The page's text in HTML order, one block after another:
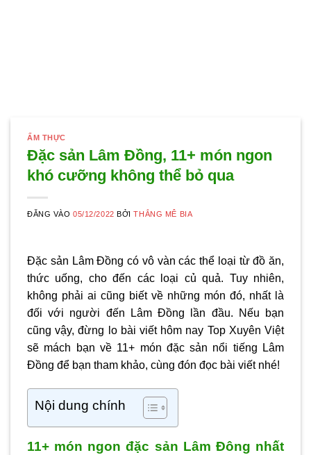
ẨM THỰC
Đặc sản Lâm Đồng, 11+ món ngon
khó cưỡng không thể bỏ qua
ĐĂNG VÀO05/12/2022 BỞITHẮNG MÊ BIA
Đặc sản Lâm Đồng có vô vàn các thể loại từ đồ ăn,
thức uống, cho đến các loại củ quả. Tuy nhiên,
không phải ai cũng biết về những món đó, nhất là
đối với người đến Lâm Đồng lần đầu. Nếu bạn
cũng vậy, đừng lo bài viết hôm nay Top Xuyên Việt
sẽ mách bạn về 11+ món đặc sản nổi tiếng Lâm
Đồng để bạn tham khảo, cùng đón đọc bài viết nhé!
Nội dung chính
11+ món ngon đặc sản Lâm Đông nhất